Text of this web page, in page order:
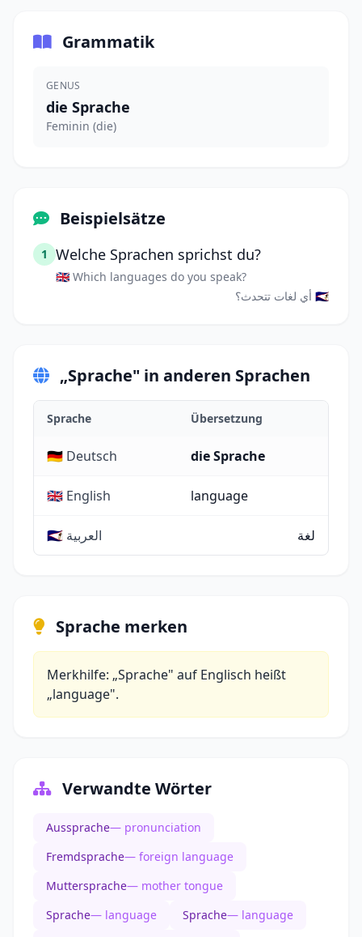
Grammatik
GENUS
die Sprache
Feminin (die)
Beispielsätze
1 Welche Sprachen sprichst du?
🇬🇧 Which languages do you speak?
🇸🇦 أي لغات تتحدث؟
„Sprache" in anderen Sprachen
Sprache Übersetzung
🇩🇪 Deutsch die Sprache
🇬🇧 English language
🇸🇦 العربية لغة
Sprache merken
Merkhilfe: „Sprache" auf Englisch heißt
„language".
Verwandte Wörter
Aussprache— pronunciation
Fremdsprache— foreign language
Muttersprache— mother tongue
Sprache— language Sprache— language